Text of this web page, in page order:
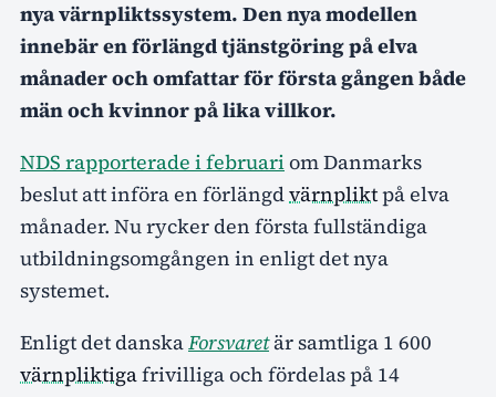
nya värnpliktssystem. Den nya modellen
innebär en förlängd tjänstgöring på elva
månader och omfattar för första gången både
män och kvinnor på lika villkor.
NDS rapporterade i februariom Danmarks
beslut att införa en förlängdvärnpliktpå elva
månader. Nu rycker den första fullständiga
utbildningsomgången in enligt det nya
systemet.
Enligt det danskaForsvaretär samtliga 1 600
värnpliktigafrivilliga och fördelas på 14